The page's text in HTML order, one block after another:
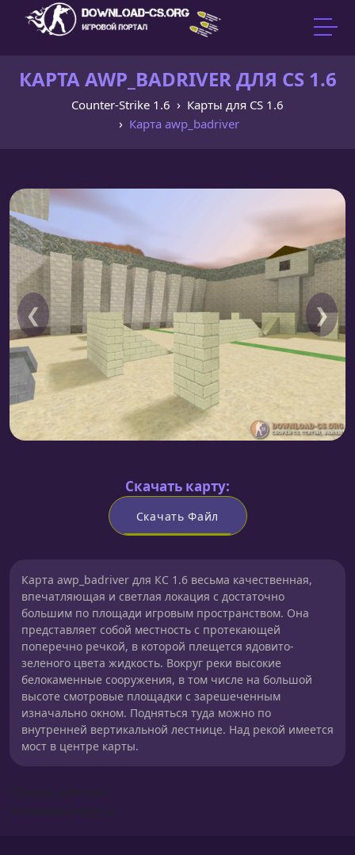
КАРТА AWP_BADRIVER ДЛЯ CS 1.6
Counter-Strike 1.6
Карты для CS 1.6
Карта awp_badriver
❮ ❯
Скачать карту:
Скачать Файл
Карта awp_badriver для КС 1.6 весьма качественная,
впечатляющая и светлая локация с достаточно
большим по площади игровым пространством. Она
представляет собой местность с протекающей
поперечно речкой, в которой плещется ядовито-
зеленого цвета жидкость. Вокруг реки высокие
белокаменные сооружения, в том числе на большой
высоте смотровые площадки с зарешеченным
изначально окном. Подняться туда можно по
внутренней вертикальной лестнице. Над рекой имеется
мост в центре карты.